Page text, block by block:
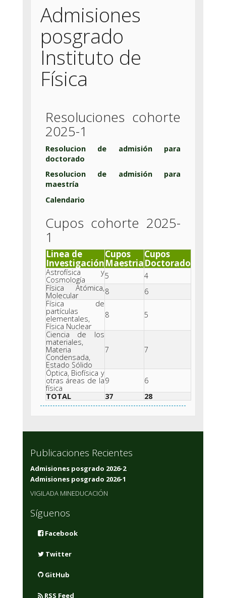
Admisiones
posgrado
Instituto de
Física
Resoluciones cohorte
2025-1
Resolucion de admisión para
doctorado
Resolucion de admisión para
maestría
Calendario
Cupos cohorte 2025-
1
Linea de
Investigación
Cupos
Maestria
Cupos
Doctorado
Astrofísica y
Cosmología 5
4
Física Atómica,
Molecular 8
6
Física de
partículas
elementales,
Física Nuclear
8 5
Ciencia de los
materiales,
Materia
Condensada,
Estado Sólido
7 7
Óptica, Biofísica y
otras áreas de la
física
9
6
TOTAL
37 28
Publicaciones Recientes
Admisiones posgrado 2026-2
Admisiones posgrado 2026-1
VIGILADA MINEDUCACIÓN
Síguenos
Facebook
Twitter
GitHub
RSS Feed